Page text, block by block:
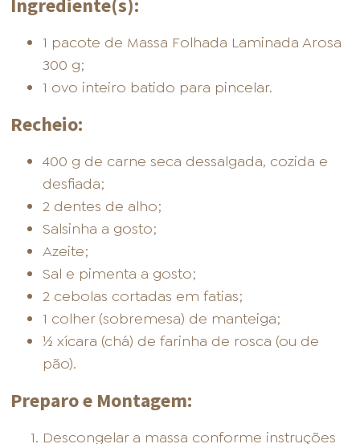
Ingrediente(s):
1 pacote de Massa Folhada Laminada Arosa
300 g;
1 ovo inteiro batido para pincelar.
Recheio:
400 g de carne seca dessalgada, cozida e
desfiada;
2 dentes de alho;
Salsinha a gosto;
Azeite;
Sal e pimenta a gosto;
2 cebolas cortadas em fatias;
1 colher (sobremesa) de manteiga;
½ xícara (chá) de farinha de rosca (ou de
pão).
Preparo e Montagem:
Descongelar a massa conforme instruções